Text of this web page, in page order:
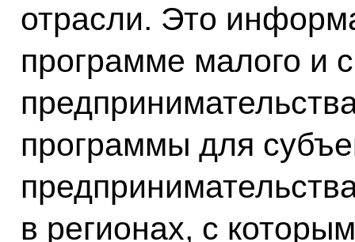
отрасли. Это
программе малого и
программы для
в регионах, с